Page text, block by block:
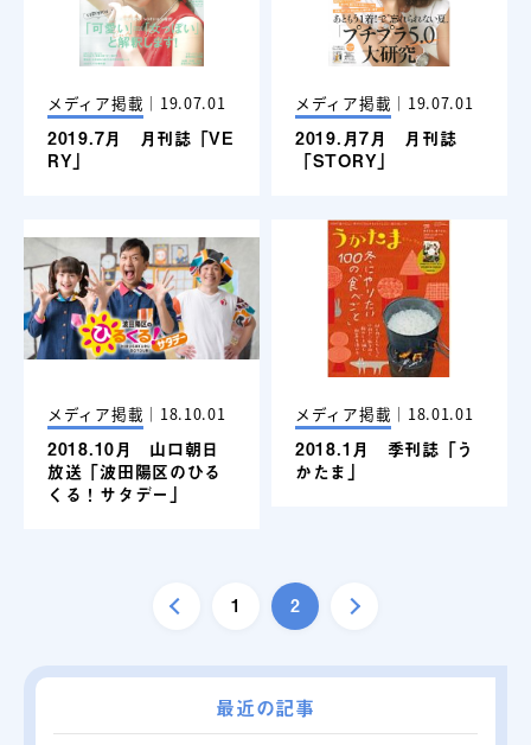
メディア掲載 ｜ 19.07.01
2019.7月 月刊誌「VE
RY」
メディア掲載 ｜ 19.07.01
2019.月7月 月刊誌
「STORY」
メディア掲載 ｜ 18.10.01
2018.10月 山口朝日
放送「波田陽区のひる
くる！サタデー」
メディア掲載 ｜ 18.01.01
2018.1月 季刊誌「う
かたま」
1 2
最近の記事